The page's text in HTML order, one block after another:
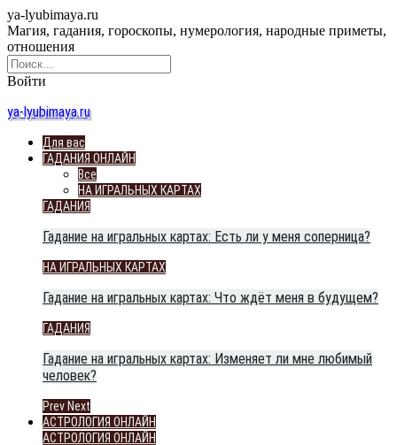
ya-lyubimaya.ru
Магия, гадания, гороскопы, нумерология, народные приметы,
отношения
Войти
ya-lyubimaya.ru
Для вас
ГАДАНИЯ ОНЛАЙН
Все
НА ИГРАЛЬНЫХ КАРТАХ
ГАДАНИЯ
Гадание на игральных картах: Есть ли у меня соперница?
НА ИГРАЛЬНЫХ КАРТАХ
Гадание на игральных картах: Что ждёт меня в будущем?
ГАДАНИЯ
Гадание на игральных картах: Изменяет ли мне любимый
человек?
Prev Next
АСТРОЛОГИЯ ОНЛАЙН
АСТРОЛОГИЯ ОНЛАЙН